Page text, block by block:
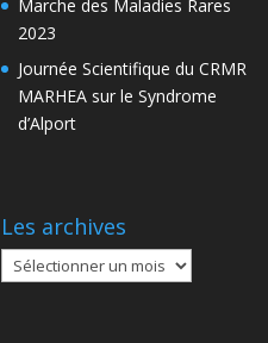
Marche des Maladies Rares
2023
Journée Scientifique du CRMR
MARHEA sur le Syndrome
d’Alport
Les archives
Les
archives